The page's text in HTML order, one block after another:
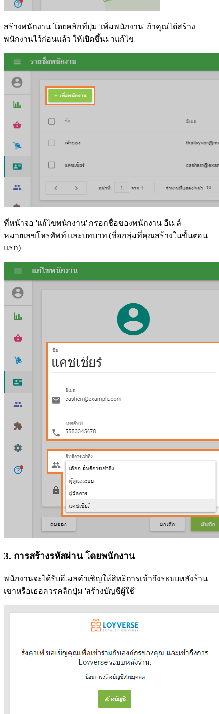
สร้างพนักงาน โดยคลิกที่ปุ่ม 'เพิ่มพนักงาน' ถ้าคุณได้สร้าง
พนักงานไว้ก่อนแล้ว ให้เปิดขึ้นมาแก้ไข
ที่หน้าจอ 'แก้ไขพนักงาน' กรอกชื่อของพนักงาน อีเมล์
หมายเลขโทรศัพท์ และบทบาท (ชื่อกลุ่มที่คุณสร้างในขั้นตอน
แรก)
3. การสร้างรหัสผ่าน โดยพนักงาน
พนักงานจะได้รับอีเมลคำเชิญให้สิทะิการเข้าถึงระบบหลังร้าน
เขาหรือเธอควรคลิกปุ่ม 'สร้างบัญชีผู้ใช้'